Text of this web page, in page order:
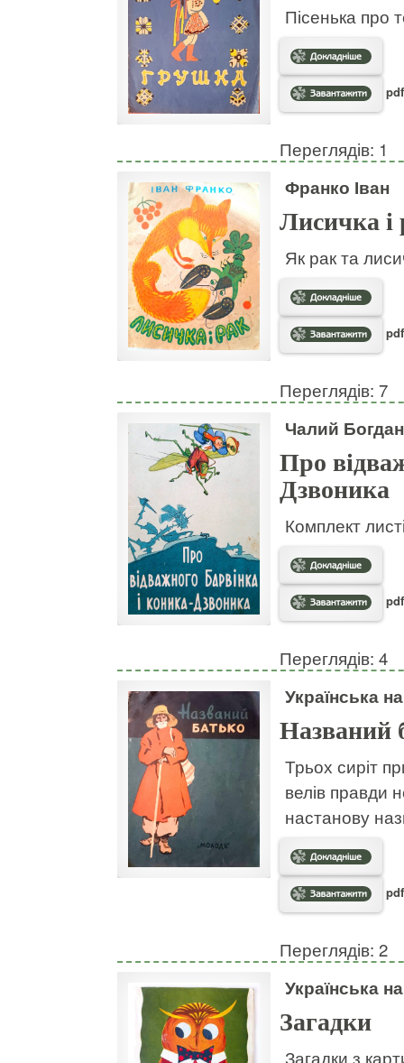
Пісенька про
Переглядів: 1
Франко Іван
Лисичка і
Як рак та
Переглядів: 7
Чалий
Про
Дзвоника
Комплект
Переглядів: 4
Українська
Названий
Трьох сиріт
велів правди
настанову
Переглядів: 2
Українська
Загадки
Загадки з